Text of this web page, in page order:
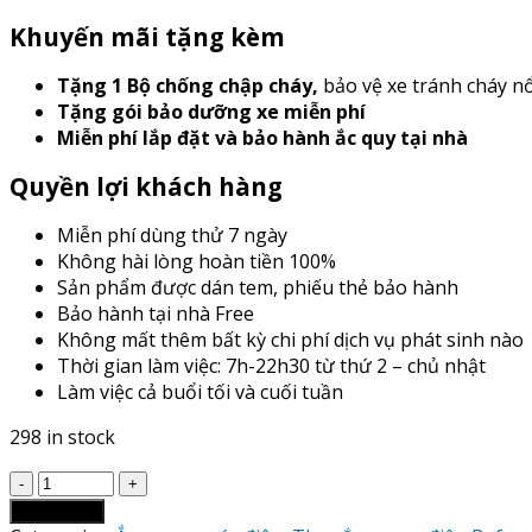
Khuyến mãi tặng kèm
Tặng 1 Bộ chống chập cháy, bảo vệ xe tránh cháy
Tặng gói bảo dưỡng xe miễn phí
Miễn phí lắp đặt và bảo hành ắc quy tại nhà
Quyền lợi khách hàng
Miễn phí dùng thử 7 ngày
Không hài lòng hoàn tiền 100%
Sản phẩm được dán tem, phiếu thẻ bảo hành
Bảo hành tại nhà Free
Không mất thêm bất kỳ chi phí dịch vụ phát sinh nào
Thời gian làm việc: 7h-22h30 từ thứ 2 – chủ nhật
Làm việc cả buổi tối và cuối tuần
298 in stock
Giá
Thay